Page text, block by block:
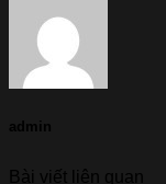
admin
Bài viết liên quan